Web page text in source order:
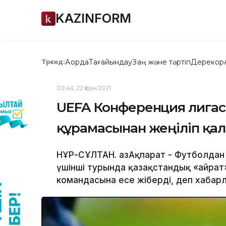
KAZINFORM
Тренд:АқордаТағайындауЗаң және тәртіпДерекқор
00:44, 22 Қазан 2021
UEFA Конференция
құрамасынан жеңіліп
НҰР-СҰЛТАН. ҚазАқпарат - Футболдан
үшінші турында қазақстандық
командасына есе жіберді, деп